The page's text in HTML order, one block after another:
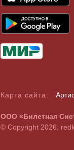
Карта сайта:
A B C D E F G H I J K
0 1 2 3 4 5 6 7 8 9
ООО «Билетная
© Copyright 2026,